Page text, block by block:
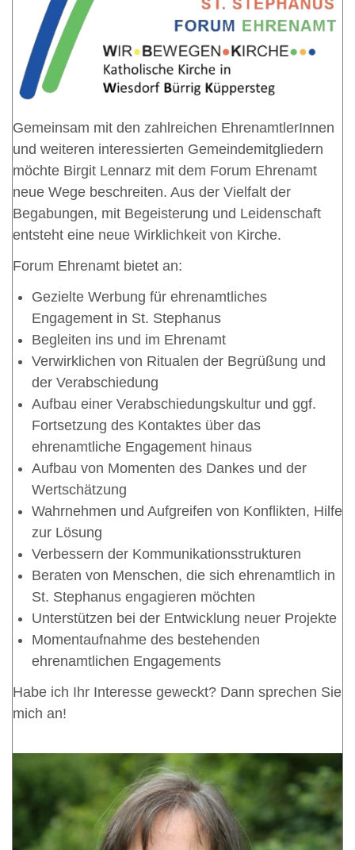
Gemeinsam mit den zahlreichen EhrenamtlerInnen
und weiteren interessierten Gemeindemitgliedern
möchte Birgit Lennarz mit dem Forum Ehrenamt
neue Wege beschreiten. Aus der Vielfalt der
Begabungen, mit Begeisterung und Leidenschaft
entsteht eine neue Wirklichkeit von Kirche.
Forum Ehrenamt bietet an:
Gezielte Werbung für ehrenamtliches
Engagement in St. Stephanus
Begleiten ins und im Ehrenamt
Verwirklichen von Ritualen der Begrüßung und
der Verabschiedung
Aufbau einer Verabschiedungskultur und ggf.
Fortsetzung des Kontaktes über das
ehrenamtliche Engagement hinaus
Aufbau von Momenten des Dankes und der
Wertschätzung
Wahrnehmen und Aufgreifen von Konflikten, Hilfe
zur Lösung
Verbessern der Kommunikationsstrukturen
Beraten von Menschen, die sich ehrenamtlich in
St. Stephanus engagieren möchten
Unterstützen bei der Entwicklung neuer Projekte
Momentaufnahme des bestehenden
ehrenamtlichen Engagements
Habe ich Ihr Interesse geweckt? Dann sprechen Sie
mich an!